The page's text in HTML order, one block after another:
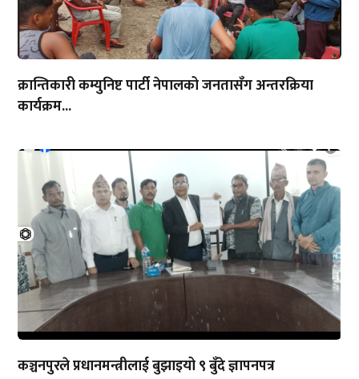
क्रान्तिकारी कम्युनिष्ट पार्टी नेपालको जनतासँग अन्तरक्रिया
कार्यक्रम...
कञ्चनपुरले प्रधानमन्त्रीलाई बुझाइयो ९ बुँदे ज्ञापनपत्र